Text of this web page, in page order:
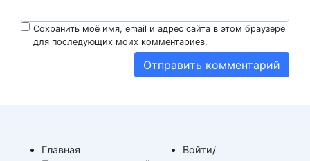
Сохранить моё имя, email и адрес сайта в этом браузере
для последующих моих комментариев.
Главная
Войти/